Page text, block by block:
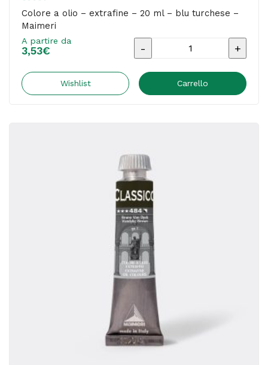
Colore a olio – extrafine – 20 ml – blu turchese –
Maimeri
A partire da
3,53€
Colore
olio
20
ml
-
blu
turchese
-
Maimeri
quantità
Wishlist Carrello